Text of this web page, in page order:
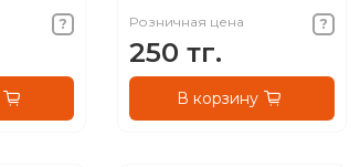
Розничная цена
250 тг.
В корзину